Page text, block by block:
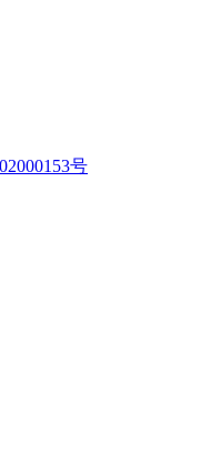
号